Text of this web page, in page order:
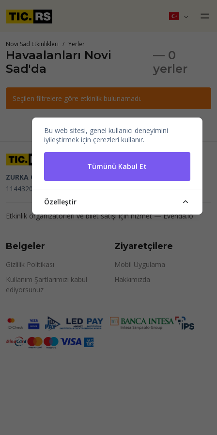
Novi Sad Etkinlikleri Yerler
Havaalanları Novi
Sad'da
— 0
yerler
Seçilen filtrelere göre etkinlik bulunamadı.
ZURKA CE BITI DOO
114432064, MB 22023195,mail@tic.rs, +381 63 173 3142
Etkinlik organizatörleri ve bilet satışı için hizmet —Evenda.io
Belgeler
Gizlilik Politikası
Kullanım Şartlarımızı kabul
ediyorsunuz
Ziyaretçilere
Mobil Uygulama
Hakkımızda
Bu web sitesi, genel kullanıcı deneyimini
iyileştirmek için çerezleri kullanır.
Tümünü Kabul Et
Özelleştir